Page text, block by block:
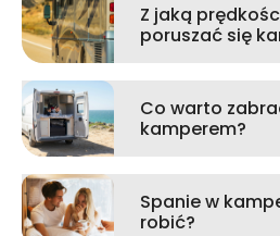
Z jaką
poruszać się
Co warto
kamperem?
Spanie w
robić?